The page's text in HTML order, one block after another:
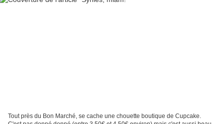
Tout près du Bon Marché, se cache une chouette boutique de Cupcake.